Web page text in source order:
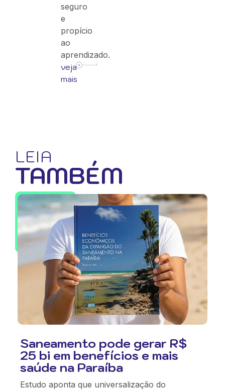
seguro
e
propício
ao
aprendizado.
veja
mais
LEIA
TAMBÉM
Saneamento pode gerar R$
25 bi em benefícios e mais
saúde na Paraíba
Estudo aponta que universalização do